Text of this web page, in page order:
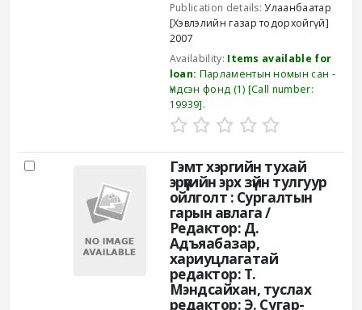
Publication details:Улаанбаатар
[Хэвлэлийн газар тодорхойгүй]
2007
Availability: Items available for
loan: Парламентын номын сан -
Үндсэн фонд (1) Call number:
19939 .
Гэмт хэргийн тухай
эрүүгийн эрх зүйн тулгуур
ойлголт : Сургалтын
гарын авлага /
Редактор: Д.
Адъяабазар,
хариуцлагатай
редактор: Т.
Мэндсайхан, туслах
редактор: Э. Сугар-